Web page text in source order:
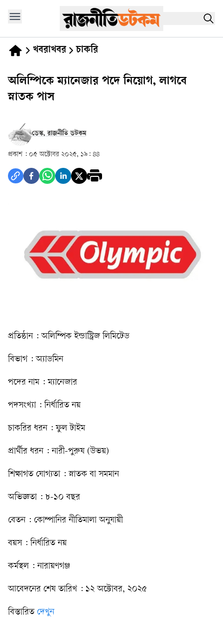
খবরাখবর চাকরি
অলিম্পিকে ম্যানেজার পদে নিয়োগ, লাগবে
স্নাতক পাস
ডেস্ক, রাজনীতি ডটকম
প্রকাশ : ০৫ অক্টোবর ২০২৫, ১৯: ৪৪
প্রতিষ্ঠান : অলিম্পিক ইন্ডাস্ট্রিজ লিমিটেড
বিভাগ : অ্যাডমিন
পদের নাম : ম্যানেজার
পদসংখ্যা : নির্ধারিত নয়
চাকরির ধরন : ফুল টাইম
প্রার্থীর ধরন : নারী-পুরুষ (উভয়)
শিক্ষাগত যোগ্যতা : স্নাতক বা সমমান
অভিজ্ঞতা : ৮-১০ বছর
বেতন : কোম্পানির নীতিমালা অনুযায়ী
বয়স : নির্ধারিত নয়
কর্মস্থল : নারায়ণগঞ্জ
আবেদনের শেষ তারিখ : ১২ অক্টোবর, ২০২৫
বিস্তারিত দেখুন